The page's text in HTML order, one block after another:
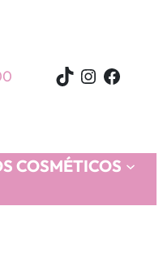
TikTok
COSMÉTICOS